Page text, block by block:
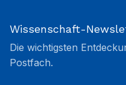
Wissenschaft-
Die wichtigsten
Postfach.